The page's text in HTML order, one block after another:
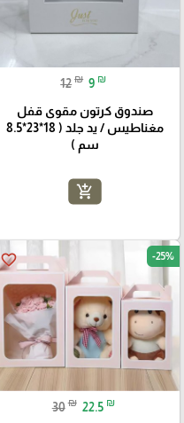
12 ₪ 9 ₪
صندوق كرتون مقوى قفل
مغناطيس / يد جلد ( 18*23*8.5
سم )
add_shopping_cart
favorite_border -25%
30 ₪ 22.5 ₪